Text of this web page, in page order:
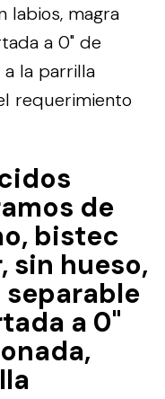
labios, magra
a 0" de
a la parrilla
requerimiento
de
bistec
sin hueso,
separable
a 0"